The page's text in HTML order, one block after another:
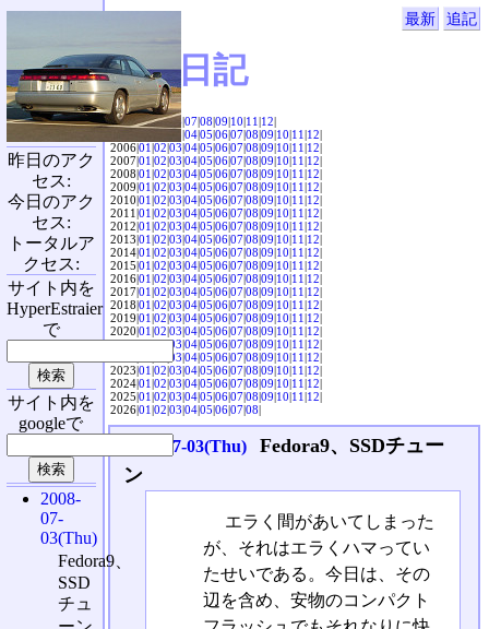
最新 追記
SVX日記
2004|04|05|06|07|08|09|10|11|12|
|04|05|06|07|08|09|10|11|12|
2006|01|02|03|04|05|06|07|08|09|10|11|12|
2007|01|02|03|04|05|06|07|08|09|10|11|12|
2008|01|02|03|04|05|06|07|08|09|10|11|12|
2009|01|02|03|04|05|06|07|08|09|10|11|12|
2010|01|02|03|04|05|06|07|08|09|10|11|12|
2011|01|02|03|04|05|06|07|08|09|10|11|12|
2012|01|02|03|04|05|06|07|08|09|10|11|12|
2013|01|02|03|04|05|06|07|08|09|10|11|12|
2014|01|02|03|04|05|06|07|08|09|10|11|12|
2015|01|02|03|04|05|06|07|08|09|10|11|12|
2016|01|02|03|04|05|06|07|08|09|10|11|12|
2017|01|02|03|04|05|06|07|08|09|10|11|12|
2018|01|02|03|04|05|06|07|08|09|10|11|12|
2019|01|02|03|04|05|06|07|08|09|10|11|12|
2020|01|02|03|04|05|06|07|08|09|10|11|12|
2021|01|02|03|04|05|06|07|08|09|10|11|12|
03|04|05|06|07|08|09|10|11|12|
2023|01|02|03|04|05|06|07|08|09|10|11|12|
2024|01|02|03|04|05|06|07|08|09|10|11|12|
2025|01|02|03|04|05|06|07|08|09|10|11|12|
2026|01|02|03|04|05|06|07|08|
2008-07-03(Thu)
Fedora9、SSDチュー
ン
エラく間があいてしまった
が、それはエラくハマってい
たせいである。今日は、その
辺を含め、安物のコンパクト
昨日のアク
セス:
今日のアク
セス:
トータルア
クセス:
サイト内を
HyperEstraier
で
サイト内を
googleで
2008-
07-
03(Thu)
Fedora9、
SSD
チュ